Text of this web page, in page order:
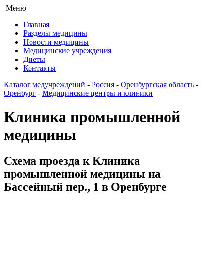
Меню
Главная
Разделы медицины
Новости медицины
Медицинские учреждения
Диеты
Контакты
Каталог медучреждений - Россия - Оренбургская область -
Оренбург - Медицинские центры и клиники
Клиника промышленной
медицины
Схема проезда к Клиника
промышленной медицины на
Бассейный пер., 1 в Оренбурге